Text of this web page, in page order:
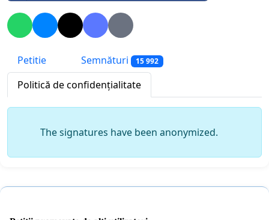
Petitie Semnături 15 992
Politică de confidențialitate
The signatures have been anonymized.